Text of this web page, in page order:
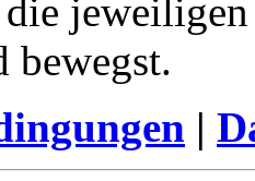
die
bewegst.
|